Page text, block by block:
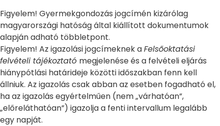
Figyelem! Gyermekgondozás jogcímén kizárólag
magyarországi hatóság által kiállított dokumentumok
alapján adható többletpont.
Figyelem! Az igazolási jogcímeknek aFelsőoktatási
felvételi tájékoztató megjelenése és a felvételi eljárás
hiánypótlási határideje közötti időszakban fenn kell
állniuk. Az igazolás csak abban az esetben fogadható el,
ha az igazolás egyértelműen (nem „várhatóan”,
„előreláthatóan”) igazolja a fenti intervallum legalább
egy napját.